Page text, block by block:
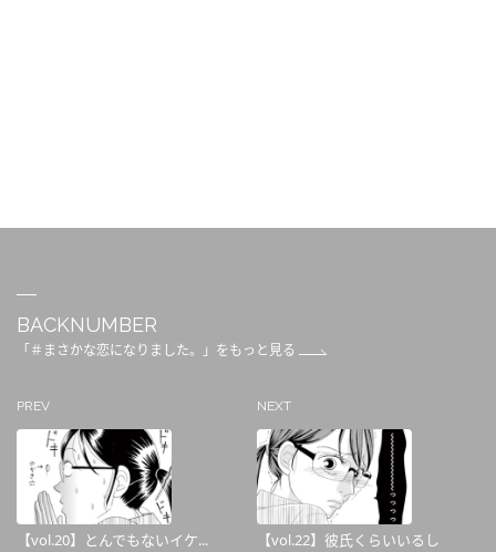
BACKNUMBER
「＃まさかな恋になりました。」をもっと見る
PREV
【vol.20】とんでもないイケ...
NEXT
【vol.22】彼氏くらいいるし